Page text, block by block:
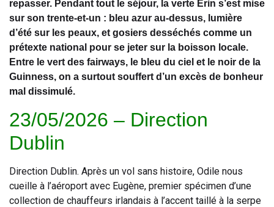
repasser. Pendant tout le séjour, la verte Erin s’est mise
sur son trente-et-un : bleu azur au-dessus, lumière
d’été sur les peaux, et gosiers desséchés comme un
prétexte national pour se jeter sur la boisson locale.
Entre le vert des fairways, le bleu du ciel et le noir de la
Guinness, on a surtout souffert d’un excès de bonheur
mal dissimulé.
23/05/2026 – Direction
Dublin
Direction Dublin. Après un vol sans histoire, Odile nous
cueille à l’aéroport avec Eugène, premier spécimen d’une
collection de chauffeurs irlandais à l’accent taillé à la serpe